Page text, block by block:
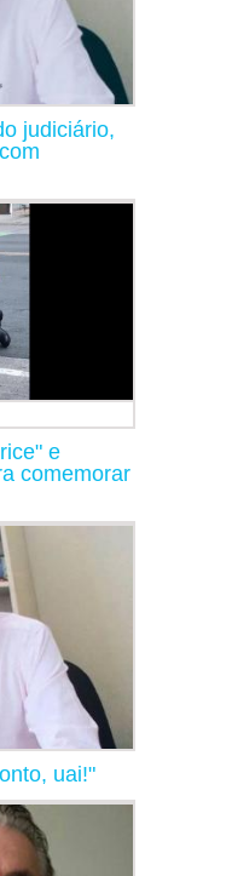
judiciário,
e
comemorar
uai!"